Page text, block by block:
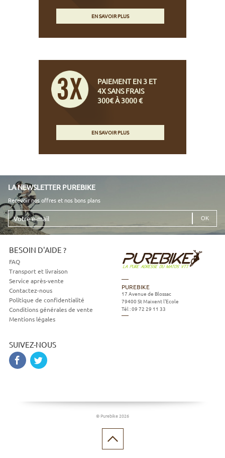
EN SAVOIR PLUS
PAIEMENT EN 3 ET
4X SANS FRAIS
300€ À 3000 €
EN SAVOIR PLUS
LA NEWSLETTER PUREBIKE
Recevoir nos offres et nos bons plans
Votre
e-
mail
BESOIN D'AIDE ?
FAQ
Transport et livraison
Service après-vente
Contactez-nous
Politique de confidentialité
Conditions générales de vente
Mentions légales
SUIVEZ-NOUS
PUREBIKE
17 Avenue de Blossac
79400 St Maixent l'Ecole
Tél :09 72 29 11 33
© Purebike 2026